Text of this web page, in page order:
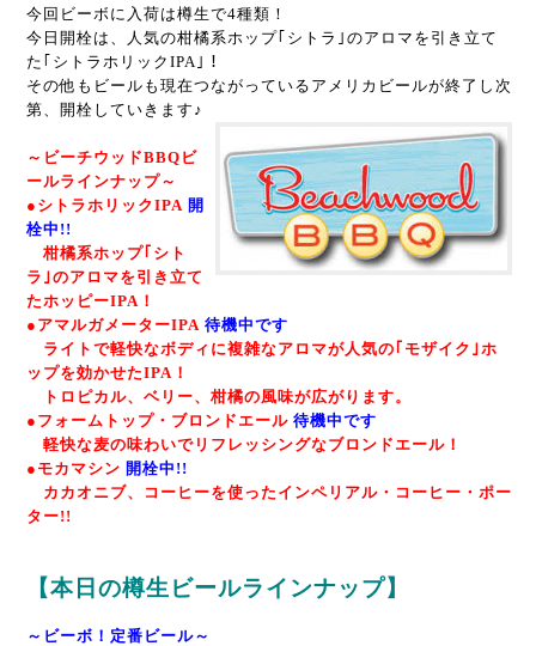
今回ビーボに入荷は樽生で4種類！
今日開栓は、人気の柑橘系ホップ｢シトラ｣のアロマを引き立て
た｢シトラホリックIPA｣！
その他もビールも現在つながっているアメリカビールが終了し次
第、開栓していきます♪
～ビーチウッドBBQビ
ールラインナップ～
●シトラホリックIPA 開
栓中!!
柑橘系ホップ｢シト
ラ｣のアロマを引き立て
たホッピーIPA！
●アマルガメーターIPA 待機中です
ライトで軽快なボディに複雑なアロマが人気の｢モザイク｣ホ
ップを効かせたIPA！
トロピカル、ベリー、柑橘の風味が広がります。
●フォームトップ・ブロンドエール 待機中です
軽快な麦の味わいでリフレッシングなブロンドエール！
●モカマシン 開栓中!!
カカオニブ、コーヒーを使ったインペリアル・コーヒー・ポー
ター!!
【本日の樽生ビールラインナップ】
～ビーボ！定番ビール～